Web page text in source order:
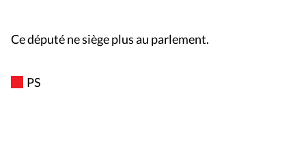
Ce député ne siège plus au parlement.
PS